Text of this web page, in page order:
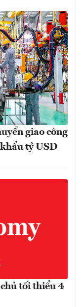
giao công
tỷ USD
tối thiểu 4